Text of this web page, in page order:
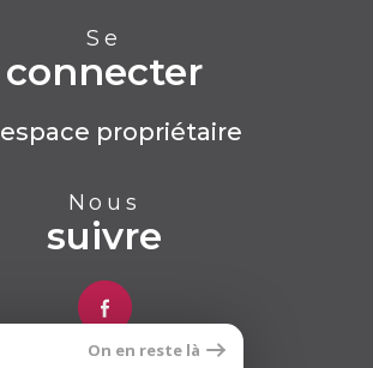
Se
connecter
espace propriétaire
Nous
suivre
On en reste là